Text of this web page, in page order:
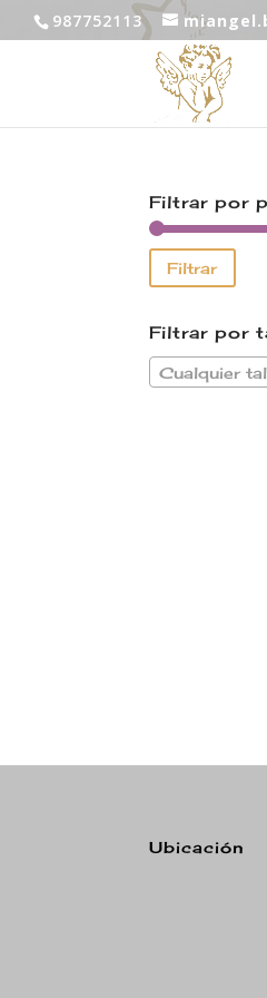
987752113
Filtrar por
Filtrar
Filtrar por
Cualquier
Ubicación